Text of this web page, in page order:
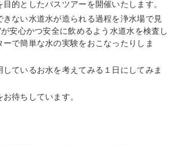
的としたバスツアーを開催いたします。
ない水道水が造られる過程を浄水場で見
安心かつ安全に飲めるよう水道水を検査し
で簡単な水の実験をおこなったりしま
ているお水を考えてみる１日にしてみま
待ちしています。